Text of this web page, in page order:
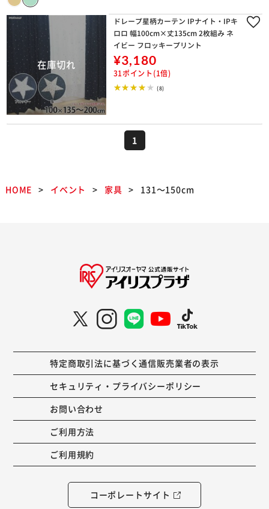
ドレープ星柄カーテン IPナイト・IPキ
ロロ 幅100cm×丈135cm 2枚組み ネ
イビー フロッキープリント
¥3,180
31ポイント(1倍)
(8)
1
HOME イベント 家具 131～150cm
特定商取引法に基づく通信販売業者の表示
セキュリティ・プライバシーポリシー
お問い合わせ
ご利用方法
ご利用規約
コーポレートサイト